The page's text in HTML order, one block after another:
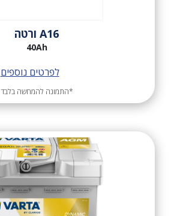
A16 ורטה
לפרטים נוספים
*התמונה להמחשה בלבד
40Ah